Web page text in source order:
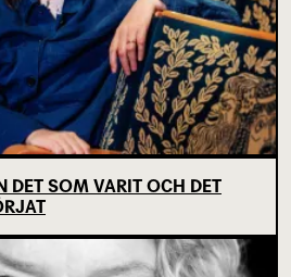
DET SOM VARIT OCH DET